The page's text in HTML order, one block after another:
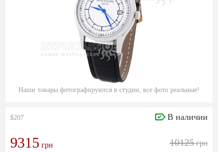
Наши товары фотографируются в студии, все фото реальные!
$207 В наличии
9315 грн 10125грн